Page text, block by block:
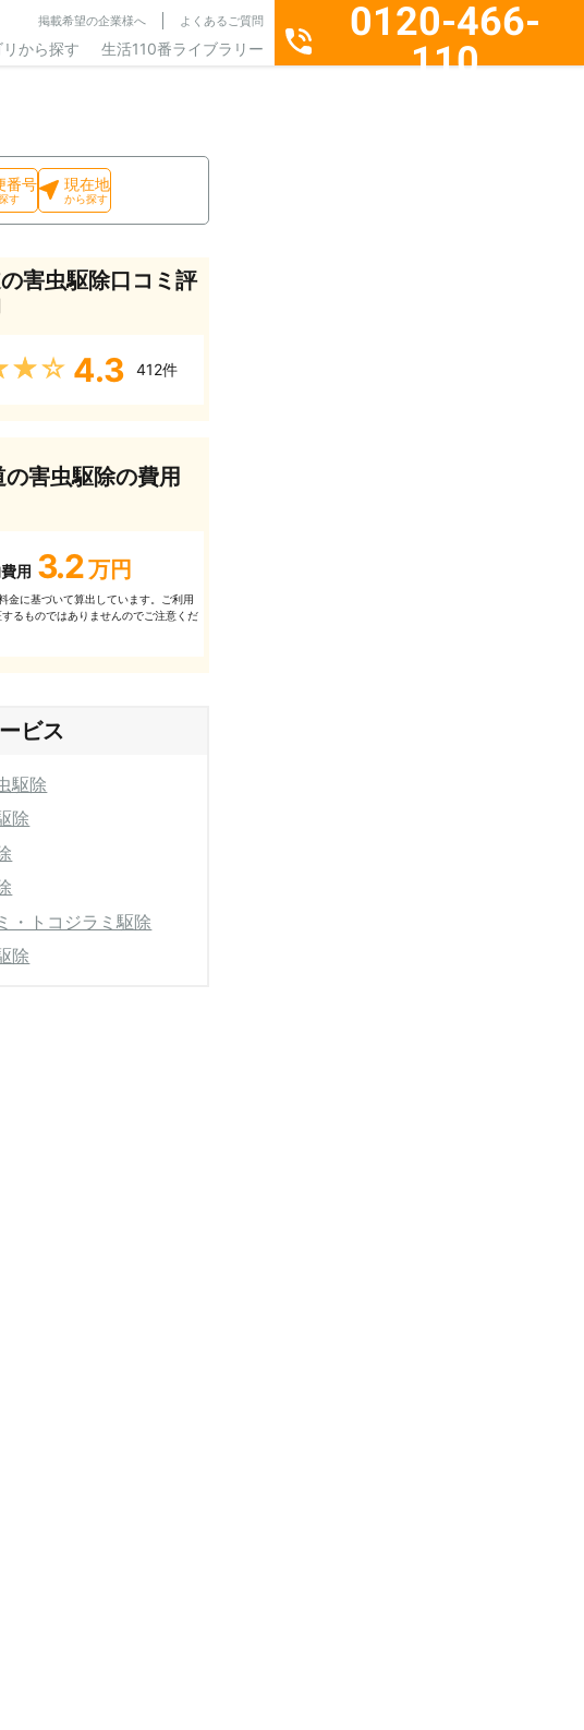
掲載希望の企業様へ よくあるご質問
リから探す 生活110番ライブラリー
0120-466-
110
番号
す
現在地
から探す
害虫駆除口コミ評
4.3 412件
害虫駆除の費用
用 3.2 万円
⾦に基づいて算出しています。ご利⽤
るものではありませんのでご注意くだ
ビス
駆除
除
・トコジラミ駆除
除